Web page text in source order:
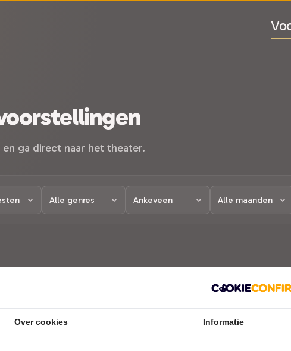
ga direct naar het theater.
Over cookies Informatie